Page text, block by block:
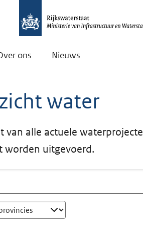
ons Nieuws
water
van alle actuele
worden uitgevoerd.